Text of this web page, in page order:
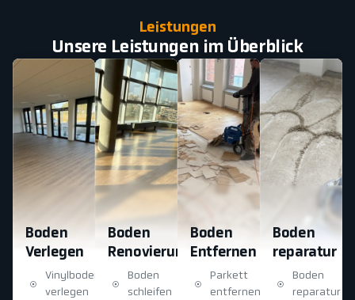
Leistungen
Unsere Leistungen im Überblick
Boden
Verlegen
Vinylboden
verlegen
Boden
Renovierung
Boden
schleifen
Boden
Entfernen
Parkett
entfernen
Boden
reparatur
Boden
reparatur